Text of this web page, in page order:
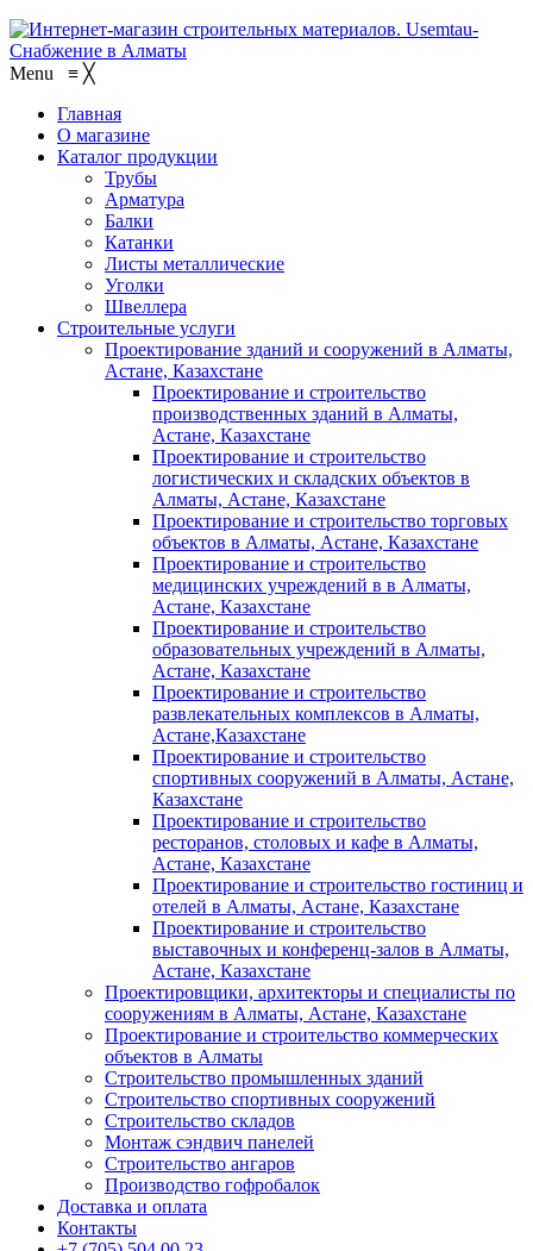
Menu ≡ ╳
Главная
О магазине
Каталог продукции
Трубы
Арматура
Балки
Катанки
Листы металлические
Уголки
Швеллера
Строительные услуги
Проектирование зданий и сооружений в Алматы,
Астане, Казахстане
Проектирование и строительство
производственных зданий в Алматы,
Астане, Казахстане
Проектирование и строительство
логистических и складских объектов в
Алматы, Астане, Казахстане
Проектирование и строительство торговых
объектов в Алматы, Астане, Казахстане
Проектирование и строительство
медицинских учреждений в в Алматы,
Астане, Казахстане
Проектирование и строительство
образовательных учреждений в Алматы,
Астане, Казахстане
Проектирование и строительство
развлекательных комплексов в Алматы,
Астане,Казахстане
Проектирование и строительство
спортивных сооружений в Алматы, Астане,
Казахстане
Проектирование и строительство
ресторанов, столовых и кафе в Алматы,
Астане, Казахстане
Проектирование и строительство гостиниц и
отелей в Алматы, Астане, Казахстане
Проектирование и строительство
выставочных и конференц-залов в Алматы,
Астане, Казахстане
Проектировщики, архитекторы и специалисты по
сооружениям в Алматы, Астане, Казахстане
Проектирование и строительство коммерческих
объектов в Алматы
Строительство промышленных зданий
Строительство спортивных сооружений
Строительство складов
Монтаж сэндвич панелей
Строительство ангаров
Производство гофробалок
Доставка и оплата
Контакты